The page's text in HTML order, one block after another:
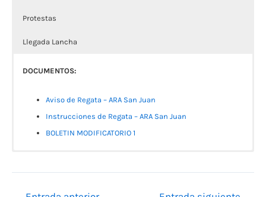
Protestas
Llegada Lancha
DOCUMENTOS:
Aviso de Regata – ARA San Juan
Instrucciones de Regata – ARA San Juan
BOLETIN MODIFICATORIO 1
Datos de la embarcación
# Nombre de barco Numero de Vela Club